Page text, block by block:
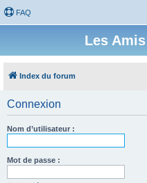
FAQ
Les
Index du forum
Connexion
Nom d’utilisateur :
Mot de passe :